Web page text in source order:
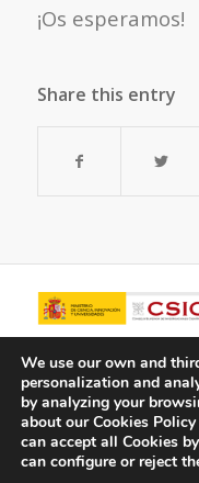
¡Os esperamos!
Share this entry
We use our own and
personalization and
by analyzing your
about our Cookies
can accept all Cookies
can configure or reject